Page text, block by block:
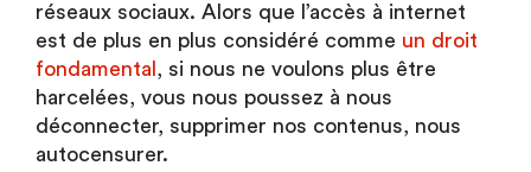
réseaux sociaux. Alors que l’accès à internet
est de plus en plus considéré comme un droit
fondamental , si nous ne voulons plus être
harcelées, vous nous poussez à nous
déconnecter, supprimer nos contenus, nous
autocensurer.